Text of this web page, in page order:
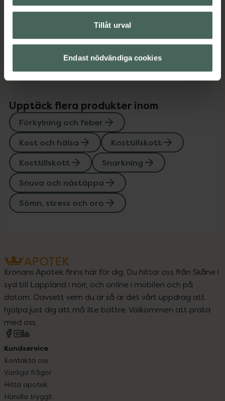
Tillåt urval
Endast nödvändiga cookies
Upptäck flera produkter inom
Förkylning och feber
Kost och hälsa
Kosttillskott
Kosttillskott
Snarkning
Snuva och nästäppa
Sömn, stress och oro
Kronans Apotek finns här för dig. Du hittar oss från Skåne i
syd till Lappland i norr, och online i mobilen och på
datorn. Oavsett vem du är så är det vårt uppdrag att
hjälpa just dig att må lite bättre. Välkommen att prata
med oss.
Kundservice
Kontakta oss
Vanliga frågor
Hitta apotek
Handla tryggt